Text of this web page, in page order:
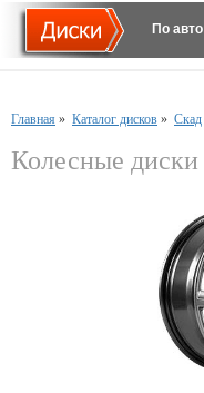
По авто
Главная » Каталог дисков » Скад
Колесные диски